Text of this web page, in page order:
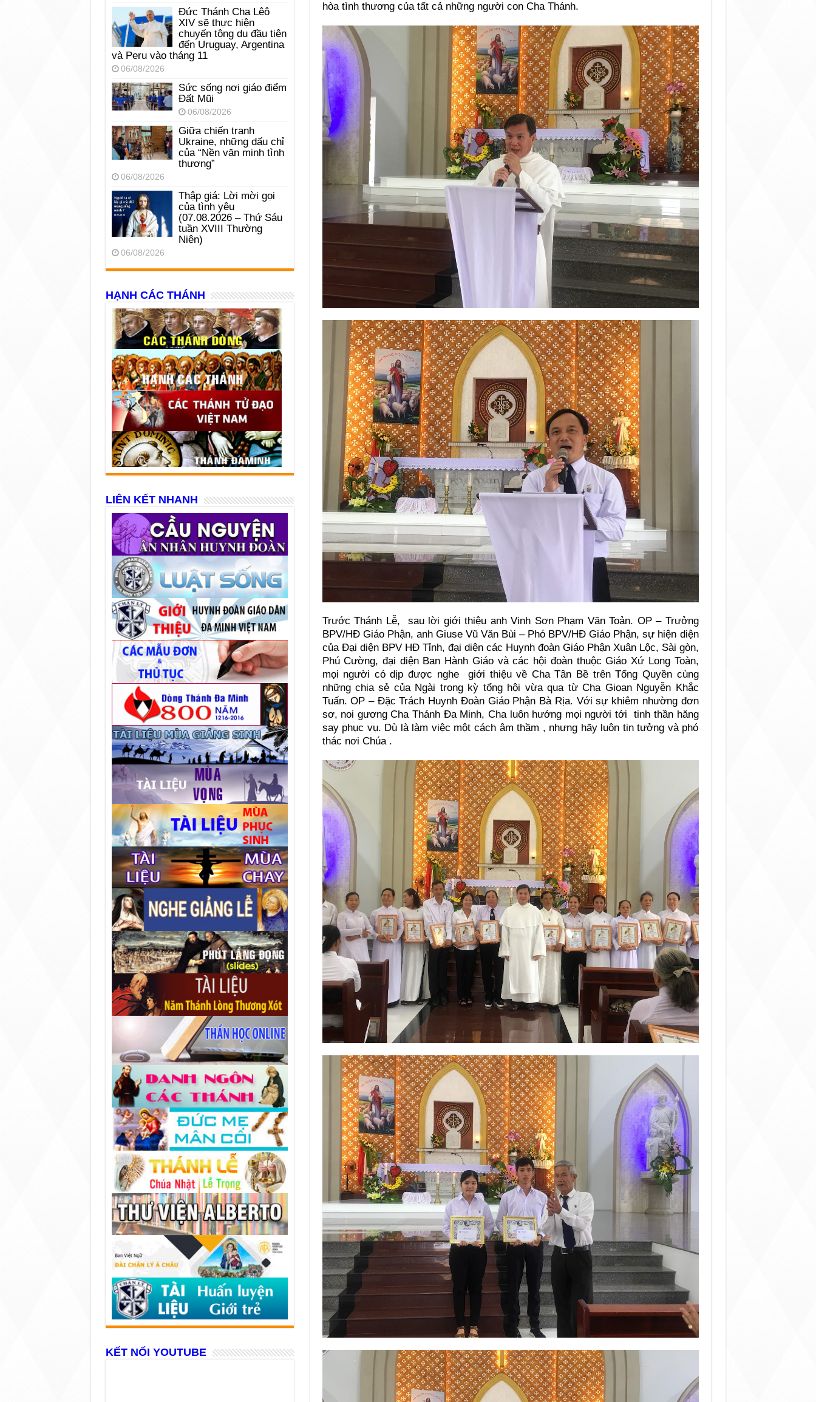
hòa tình thương của tất cả những người con Cha Thánh.
Trước Thánh Lễ, sau lời giới thiệu anh Vinh Sơn Phạm Văn Toản. OP – Trưởng
BPV/HĐ Giáo Phận, anh Giuse Vũ Văn Bùi – Phó BPV/HĐ Giáo Phận, sự hiện diện
của Đại diện BPV HĐ Tỉnh, đại diện các Huynh đoàn Giáo Phận Xuân Lộc, Sài gòn,
Phú Cường, đại diện Ban Hành Giáo và các hội đoàn thuộc Giáo Xứ Long Toàn,
mọi người có dịp được nghe giới thiệu về Cha Tân Bề trên Tổng Quyền cùng
những chia sẻ của Ngài trong kỳ tổng hội vừa qua từ Cha Gioan Nguyễn Khắc
Tuấn. OP – Đặc Trách Huynh Đoàn Giáo Phận Bà Rịa. Với sự khiêm nhường đơn
sơ, noi gương Cha Thánh Đa Minh, Cha luôn hướng mọi người tới tinh thần hăng
say phục vụ. Dù là làm việc một cách âm thầm , nhưng hãy luôn tin tưởng và phó
thác nơi Chúa .
Đức Thánh Cha Lêô
XIV sẽ thực hiện
chuyến tông du đầu tiên
đến Uruguay, Argentina
và Peru vào tháng 11
06/08/2026
Sức sống nơi giáo điểm
Đất Mũi
06/08/2026
Giữa chiến tranh
Ukraine, những dấu chỉ
của “Nền văn minh tình
thương”
06/08/2026
Thập giá: Lời mời gọi
của tình yêu
(07.08.2026 – Thứ Sáu
tuần XVIII Thường
Niên)
06/08/2026
HẠNH CÁC THÁNH
LIÊN KẾT NHANH
KẾT NỐI YOUTUBE